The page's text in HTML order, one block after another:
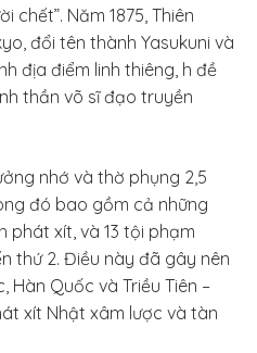
chết”. Năm 1875, Thiên
đổi tên thành Yasukuni và
địa điểm linh thiêng, h đề
thần võ sĩ đạo truyền
nhớ và thờ phụng 2,5
đó bao gồm cả những
phát xít, và 13 tội phạm
thứ 2. Điều này đã gây nên
Hàn Quốc và Triều Tiên –
xít Nhật xâm lược và tàn